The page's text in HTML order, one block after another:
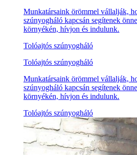
Munkatársaink örömmel vállalják,
szúnyogháló kapcsán segítenek
környékén, hívjon és indulunk.
Tolóajtós szúnyogháló
Tolóajtós szúnyogháló
Munkatársaink örömmel vállalják,
szúnyogháló kapcsán segítenek
környékén, hívjon és indulunk.
Tolóajtós szúnyogháló